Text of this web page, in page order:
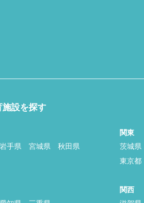
施設を探す
岩手県 宮城県
秋田県
関東
茨城県
東京都
関西